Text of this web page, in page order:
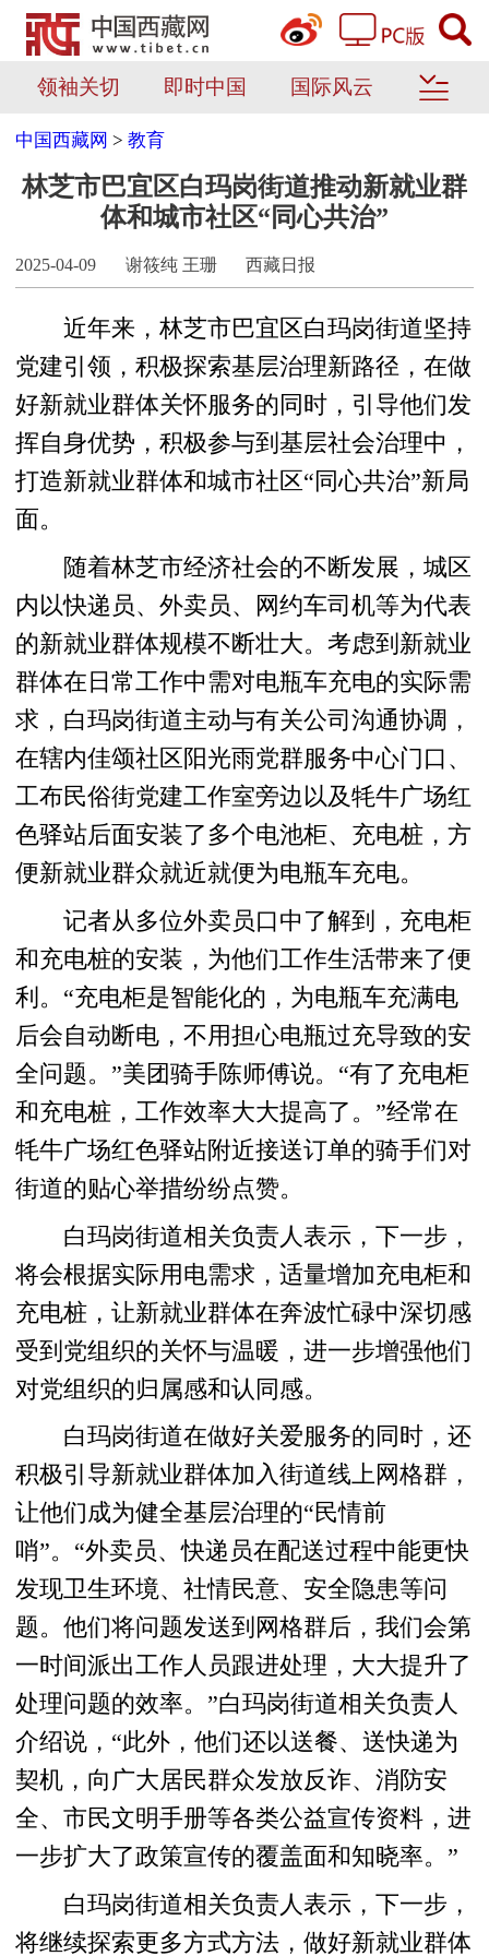
领袖关切 即时中国 国际风云
中国西藏网 >教育
林芝市巴宜区白玛岗街道推动新就业群
体和城市社区“同心共治”
2025-04-09 谢筱纯 王珊 西藏日报
近年来，林芝市巴宜区白玛岗街道坚持
党建引领，积极探索基层治理新路径，在做
好新就业群体关怀服务的同时，引导他们发
挥自身优势，积极参与到基层社会治理中，
打造新就业群体和城市社区“同心共治”新局
面。
随着林芝市经济社会的不断发展，城区
内以快递员、外卖员、网约车司机等为代表
的新就业群体规模不断壮大。考虑到新就业
群体在日常工作中需对电瓶车充电的实际需
求，白玛岗街道主动与有关公司沟通协调，
在辖内佳颂社区阳光雨党群服务中心门口、
工布民俗街党建工作室旁边以及牦牛广场红
色驿站后面安装了多个电池柜、充电桩，方
便新就业群众就近就便为电瓶车充电。
记者从多位外卖员口中了解到，充电柜
和充电桩的安装，为他们工作生活带来了便
利。“充电柜是智能化的，为电瓶车充满电
后会自动断电，不用担心电瓶过充导致的安
全问题。”美团骑手陈师傅说。“有了充电柜
和充电桩，工作效率大大提高了。”经常在
牦牛广场红色驿站附近接送订单的骑手们对
街道的贴心举措纷纷点赞。
白玛岗街道相关负责人表示，下一步，
将会根据实际用电需求，适量增加充电柜和
充电桩，让新就业群体在奔波忙碌中深切感
受到党组织的关怀与温暖，进一步增强他们
对党组织的归属感和认同感。
白玛岗街道在做好关爱服务的同时，还
积极引导新就业群体加入街道线上网格群，
让他们成为健全基层治理的“民情前
哨”。“外卖员、快递员在配送过程中能更快
发现卫生环境、社情民意、安全隐患等问
题。他们将问题发送到网格群后，我们会第
一时间派出工作人员跟进处理，大大提升了
处理问题的效率。”白玛岗街道相关负责人
介绍说，“此外，他们还以送餐、送快递为
契机，向广大居民群众发放反诈、消防安
全、市民文明手册等各类公益宣传资料，进
一步扩大了政策宣传的覆盖面和知晓率。”
白玛岗街道相关负责人表示，下一步，
将继续探索更多方式方法，做好新就业群体